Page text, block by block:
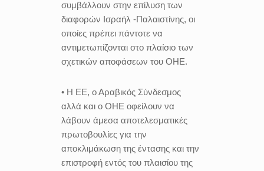
συμβάλλουν στην επίλυση των
διαφορών Ισραήλ -Παλαιστίνης, οι
οποίες πρέπει πάντοτε να
αντιμετωπίζονται στο πλαίσιο των
σχετικών αποφάσεων του ΟΗΕ.
• Η ΕΕ, ο Αραβικός Σύνδεσμος
αλλά και ο ΟΗΕ οφείλουν να
λάβουν άμεσα αποτελεσματικές
πρωτοβουλίες για την
αποκλιμάκωση της έντασης και την
επιστροφή εντός του πλαισίου της